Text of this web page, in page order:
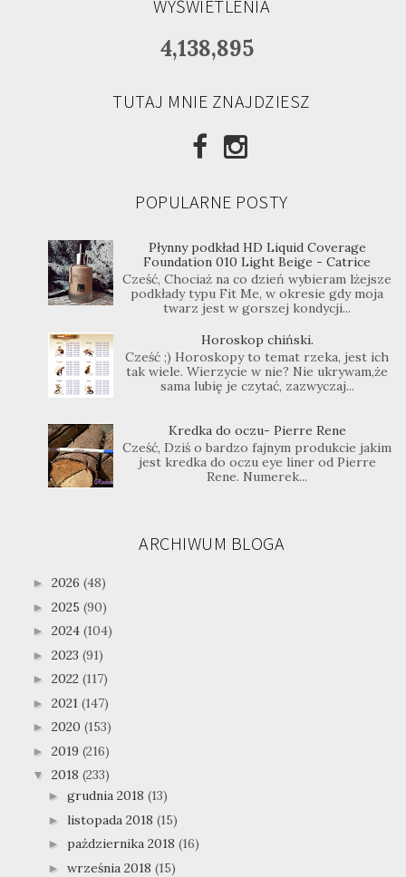
WYŚWIETLENIA
4,138,895
TUTAJ MNIE ZNAJDZIESZ
POPULARNE POSTY
Płynny podkład HD Liquid Coverage
Foundation 010 Light Beige - Catrice
Cześć, Chociaż na co dzień wybieram lżejsze
podkłady typu Fit Me, w okresie gdy moja
twarz jest w gorszej kondycji...
Horoskop chiński.
Cześć ;) Horoskopy to temat rzeka, jest ich
tak wiele. Wierzycie w nie? Nie ukrywam,że
sama lubię je czytać, zazwyczaj...
Kredka do oczu- Pierre Rene
Cześć, Dziś o bardzo fajnym produkcie jakim
jest kredka do oczu eye liner od Pierre
Rene. Numerek...
ARCHIWUM BLOGA
► 2026 (48)
► 2025 (90)
► 2024 (104)
► 2023 (91)
► 2022 (117)
► 2021 (147)
► 2020 (153)
► 2019 (216)
▼ 2018 (233)
► grudnia 2018 (13)
► listopada 2018 (15)
► października 2018 (16)
► września 2018 (15)